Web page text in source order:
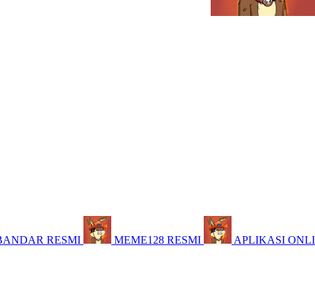
RESMI MEME128 RESMI APLIKASI